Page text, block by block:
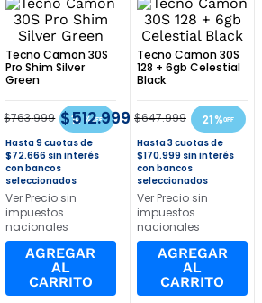
Tecno Camon 30S
Pro Shim Silver
Green
14 %
$763.999
9
$72.666sin interés
con bancos
seleccionados
Ver Precio sin
impuestos
nacionales
AGREGAR
AL
CARRITO
Tecno Camon 30S
128 + 6gb Celestial
Black
21 %
$512.999 $647.999
3
$170.999 sin interés
con bancos
seleccionados
Ver Precio sin
impuestos
nacionales
AGREGAR
AL
CARRITO